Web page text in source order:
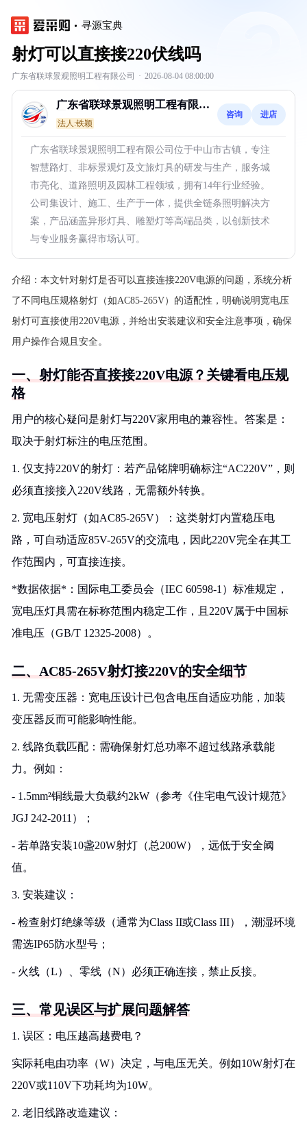
寻源宝典
射灯可以直接接220伏线吗
广东省联球景观照明工程有限公司 · 2026-08-04 08:00:00
广东省联球景观照明工程有限公
司
法人:铁颖
咨询 进店
广东省联球景观照明工程有限公司位于中山市古镇，专注
智慧路灯、非标景观灯及文旅灯具的研发与生产，服务城
市亮化、道路照明及园林工程领域，拥有14年行业经验。
公司集设计、施工、生产于一体，提供全链条照明解决方
案，产品涵盖异形灯具、雕塑灯等高端品类，以创新技术
与专业服务赢得市场认可。
介绍： 本文针对射灯是否可以直接连接220V电源的问题，系统分析
了不同电压规格射灯（如AC85-265V）的适配性，明确说明宽电压
射灯可直接使用220V电源，并给出安装建议和安全注意事项，确保
用户操作合规且安全。
一、射灯能否直接接220V电源？关键看电压规
格
用户的核心疑问是射灯与220V家用电的兼容性。答案是：
取决于射灯标注的电压范围。
1. 仅支持220V的射灯：若产品铭牌明确标注“AC220V”，则
必须直接接入220V线路，无需额外转换。
2. 宽电压射灯（如AC85-265V）：这类射灯内置稳压电
路，可自动适应85V-265V的交流电，因此220V完全在其工
作范围内，可直接连接。
*数据依据*：国际电工委员会（IEC 60598-1）标准规定，
宽电压灯具需在标称范围内稳定工作，且220V属于中国标
准电压（GB/T 12325-2008）。
二、AC85-265V射灯接220V的安全细节
1. 无需变压器：宽电压设计已包含电压自适应功能，加装
变压器反而可能影响性能。
2. 线路负载匹配：需确保射灯总功率不超过线路承载能
力。例如：
- 1.5mm²铜线最大负载约2kW（参考《住宅电气设计规范》
JGJ 242-2011）；
- 若单路安装10盏20W射灯（总200W），远低于安全阈
值。
3. 安装建议：
- 检查射灯绝缘等级（通常为Class II或Class III），潮湿环境
需选IP65防水型号；
- 火线（L）、零线（N）必须正确连接，禁止反接。
三、常见误区与扩展问题解答
1. 误区：电压越高越费电？
实际耗电由功率（W）决定，与电压无关。例如10W射灯在
220V或110V下功耗均为10W。
2. 老旧线路改造建议：